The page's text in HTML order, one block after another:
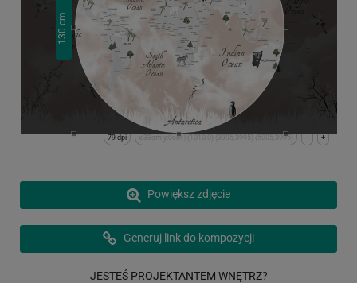
130
cm
+
-
x:33cm y:0cm | (1010,0) (3995,3995) (5005,3995)
79 dpi
Powiększ zdjęcie
Generuj link do kompozycji
JESTEŚ PROJEKTANTEM WNĘTRZ?